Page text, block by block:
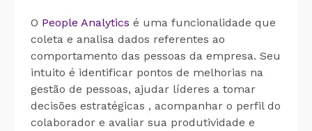
O People Analytics é uma funcionalidade que
coleta e analisa dados referentes ao
comportamento das pessoas da empresa. Seu
intuito é identificar pontos de melhorias na
gestão de pessoas, ajudar líderes a tomar
decisões estratégicas , acompanhar o perfil do
colaborador e avaliar sua produtividade e